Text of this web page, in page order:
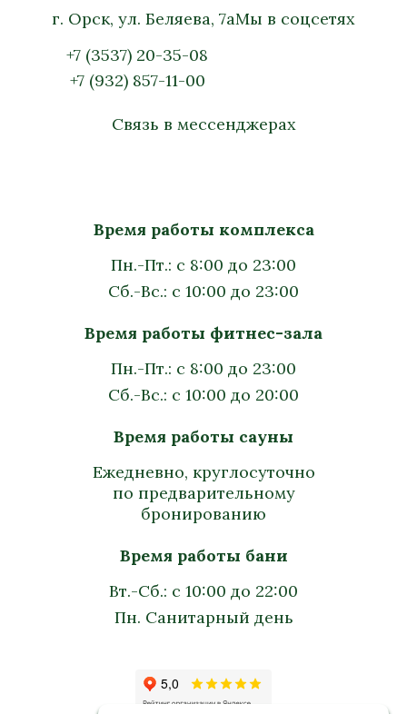
г. Орск, ул. Беляева, 7а
+7 (3537) 20-35-08
+7 (932) 857-11-00
Мы в соцсетях
Связь в мессенджерах
Время работы комплекса
Пн.-Пт.: с 8:00 до 23:00
Сб.-Вс.: с 10:00 до 23:00
Время работы фитнес-зала
Пн.-Пт.: с 8:00 до 23:00
Сб.-Вс.: с 10:00 до 20:00
Время работы сауны
Ежедневно, круглосуточно
по предварительному
бронированию
Время работы бани
Вт.-Сб.: с 10:00 до 22:00
Пн. Санитарный день